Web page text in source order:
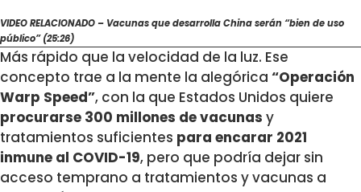
VIDEO RELACIONADO– Vacunas que desarrolla China serán “bien de uso
público” (25:26)
Más rápido que la velocidad de la luz. Ese
concepto trae a la mente la alegórica “Operación
Warp Speed”, con la que Estados Unidos quiere
procurarse 300 millones de vacunas y
tratamientos suficientes para encarar 2021
inmune al COVID-19, pero que podría dejar sin
acceso temprano a tratamientos y vacunas a